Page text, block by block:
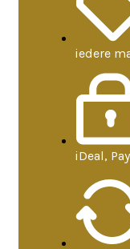
iedere
iDeal,